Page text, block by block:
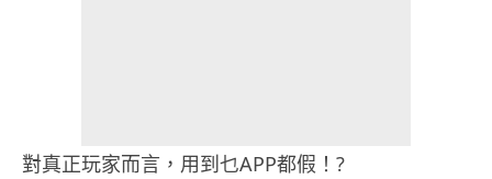
對真正玩家而言，用到乜APP都假！?